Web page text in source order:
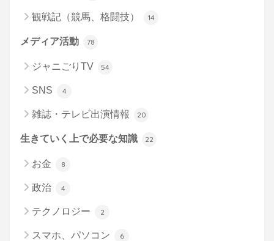
観戦記（競馬、格闘技） 14
メディア活動 78
ジャニごりTV 54
SNS 4
雑誌・テレビ出演情報 20
生きていく上で必要な知識 22
お金 8
政治 4
テクノロジー 2
スマホ、パソコン 6